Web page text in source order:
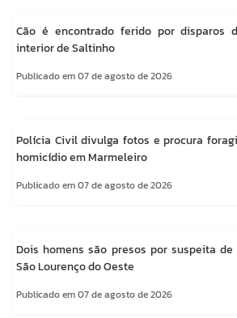
Cão é encontrado ferido por disparos
interior de Saltinho
Publicado em 07 de agosto de 2026
Polícia Civil divulga fotos e procura
homicídio em Marmeleiro
Publicado em 07 de agosto de 2026
Dois homens são presos por suspeita
São Lourenço do Oeste
Publicado em 07 de agosto de 2026